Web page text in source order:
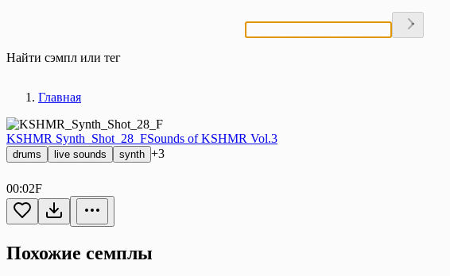
Найти сэмпл или тег
Главная
KSHMR Synth_Shot_28_FSounds of KSHMR Vol.3
drums live sounds synth +3
00:02F
Похожие семплы